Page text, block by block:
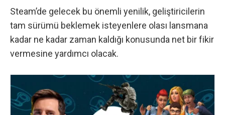
Steam’de gelecek bu önemli yenilik, geliştiricilerin
tam sürümü beklemek isteyenlere olası lansmana
kadar ne kadar zaman kaldığı konusunda net bir fikir
vermesine yardımcı olacak.